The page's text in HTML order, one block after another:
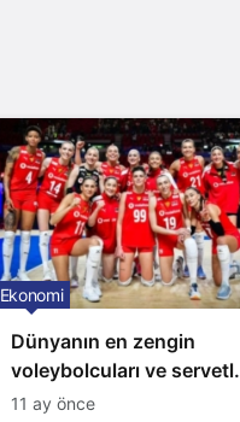
Dünyanın en zengin
voleybolcuları ve
açıklandı: Listede 2 Türk
Ekonomi
11 ay önce